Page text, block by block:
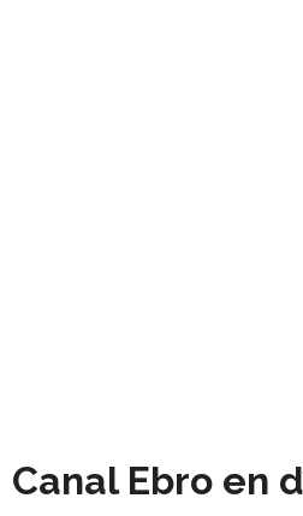
Canal Ebro en